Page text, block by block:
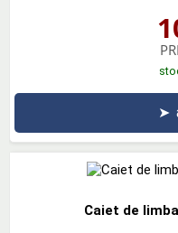
➤
Caiet de